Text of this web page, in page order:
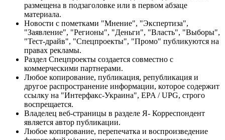
размещена в подзаголовке или в первом абзаце
материала.
Новости с пометками "Мнение", "Экспертиза",
"Заявление", "Регионы", "Деньги", "Власть", "Выборы",
"Тест-драйв", "Спецпроекты", "Промо" публикуются на
правах рекламы.
Раздел Спецпроекты создается совместно с
коммерческими партнерами.
Любое копирование, публикация, републикация и
другое распространение информации, которое содержит
ссылку на "Интерфакс-Украина", EPA / UPG, строго
воспрещается.
Владелец веб-страницы в разделе Я- Корреспондент
является автор публикации.
Любое копирование, перепечатка и воспроизведение